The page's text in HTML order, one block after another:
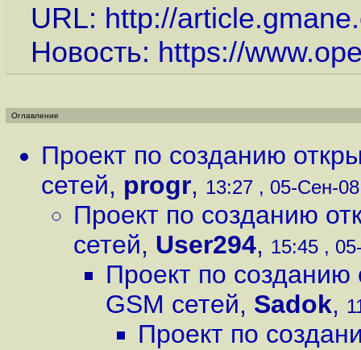
URL: http://
Новость: https://
Оглавление
Проект по созданию
сетей, progr, 13:27 , 05-Сен-
Проект по созданию
сетей, User294, 15:45 ,
Проект по созданию
GSM сетей, Sadok,
Проект по